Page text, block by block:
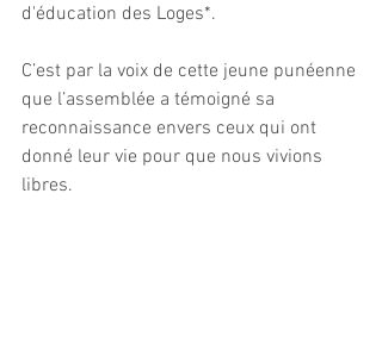
d'éducation des Loges*.
C’est par la voix de cette jeune punéenne
que l’assemblée a témoigné sa
reconnaissance envers ceux qui ont
donné leur vie pour que nous vivions
libres.